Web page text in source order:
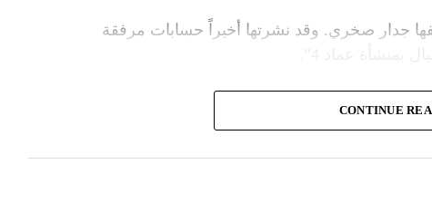
جدار صخري. وقد نشرتها أخيراً حسابات مرفقة
CONTINUE